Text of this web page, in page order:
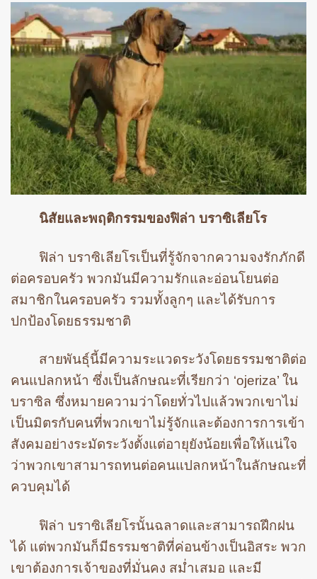
นิสัยและพฤติกรรมของฟิล่า บราซิเลียโร
ฟิล่า บราซิเลียโรเป็นที่รู้จักจากความจงรักภักดี
ต่อครอบครัว พวกมันมีความรักและอ่อนโยนต่อ
สมาชิกในครอบครัว รวมทั้งลูกๆ และได้รับการ
ปกป้องโดยธรรมชาติ
สายพันธุ์นี้มีความระแวดระวังโดยธรรมชาติต่อ
คนแปลกหน้า ซึ่งเป็นลักษณะที่เรียกว่า ‘ojeriza’ ใน
บราซิล ซึ่งหมายความว่าโดยทั่วไปแล้วพวกเขาไม่
เป็นมิตรกับคนที่พวกเขาไม่รู้จักและต้องการการเข้า
สังคมอย่างระมัดระวังตั้งแต่อายุยังน้อยเพื่อให้แน่ใจ
ว่าพวกเขาสามารถทนต่อคนแปลกหน้าในลักษณะที่
ควบคุมได้
ฟิล่า บราซิเลียโรนั้นฉลาดและสามารถฝึกฝน
ได้ แต่พวกมันก็มีธรรมชาติที่ค่อนข้างเป็นอิสระ พวก
เขาต้องการเจ้าของที่มั่นคง สม่ำเสมอ และมี